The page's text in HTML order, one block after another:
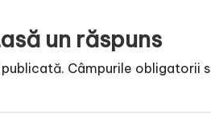
un răspuns
Câmpurile obligatorii